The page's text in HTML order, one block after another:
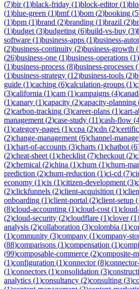
(7)bir(1)black-friday (1)block-editor(1)
(1)blue-green (1)bmf(1)bom (2)booking (5
(1)bpm (1)brand (2)branding (1)brazil (2)
(1)budget (3)budgeting (6)build-vs-buy (3)
software (1)business-apps (1)business-
(2)business-continuity (2)business-growth (
(26)business-one (1)business-operations (1)
(1)business-process (8)business-processes (
(1)business-strategy (12)business-tools (2)
guide (1)caching (6)calculation-groups (1)
(3)california (1)cam (1)campaigns (4)
(1)canary (1)capacity (2)capacity-planning
(2)carbon-tracking (3)career-plans (1)cart-
management (2)case-study (11)cash-flow (
(1)category-pages (1)ccpa (2)cdn (2)
(2)change-management (6)channel-
(1)chart-of-accounts (3)charts (1)chatbot (6
(2)cheat-sheet (1)checklist (7)checkout (2)
(2)chemical (2)china (1)churn (1)churn-
prediction (2)churn-reduction (1)ci-cd (7)
economy (1)cis (1)citizen-development (3)
(2)clickfunnels (2)client-acquisition (1)
onboarding (1)client-portal (2)client-setup (
(8)cloud-accounting (1)cloud-cost (1)
(2)cloud-security (2)cloudflare (1)clover(1)
analysis (2)collaboration (3)colombia (1)
(1)community (3)company (1)company-
(88)comparisons (1)compensation (1)
(99)composable-commerce (2)composite-
(1)configuration (1)connector(8)
(1)connectors (1)consolidation (3)
analytics (1)consultancy (2)consulting (3)